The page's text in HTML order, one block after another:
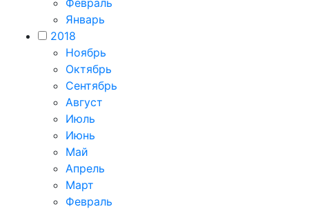
Январь
2018
Ноябрь
Октябрь
Сентябрь
Август
Июль
Июнь
Май
Апрель
Март
Февраль